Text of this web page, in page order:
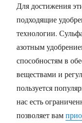
Для достижения
подходящие
технологии.
азотным
способностям в
веществами и
пользуется
нас есть
позволяет вам